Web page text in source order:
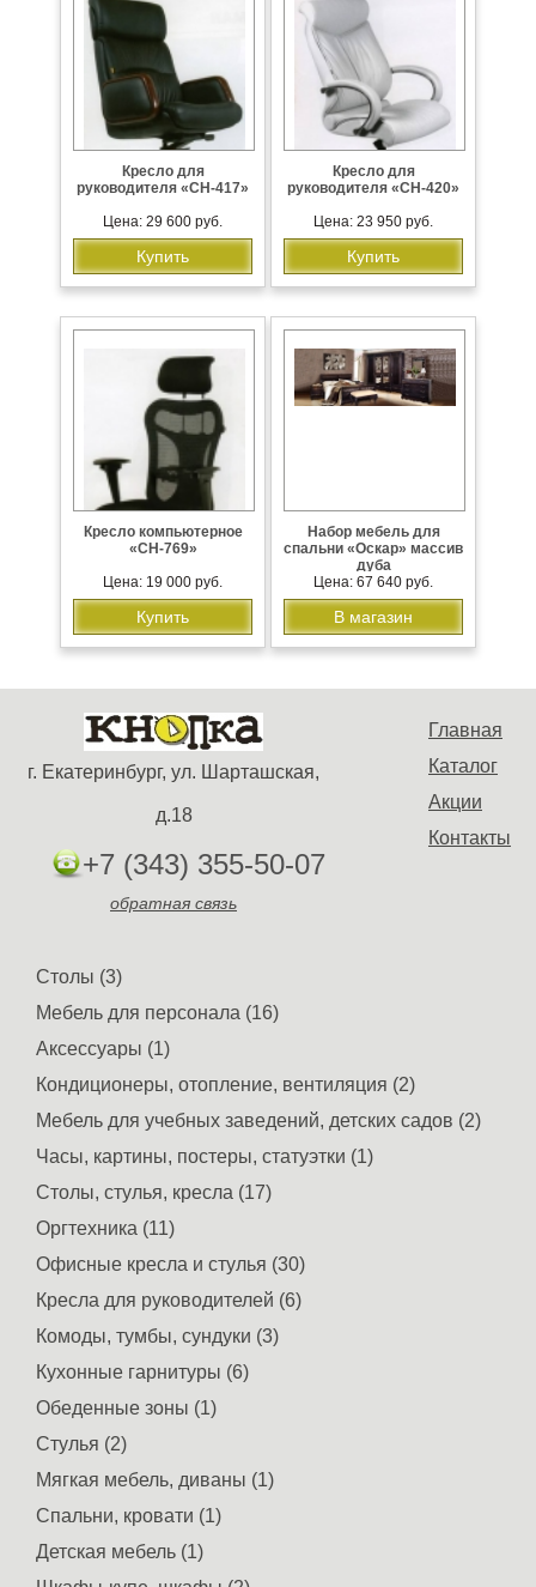
Кресло для
руководителя «CH-417»
Цена: 29 600 руб.
Купить
Кресло для
руководителя «CH-420»
Цена: 23 950 руб.
Купить
Кресло компьютерное
«CH-769»
Цена: 19 000 руб.
Купить
Набор мебель для
спальни «Оскар» массив
дуба
Цена: 67 640 руб.
В магазин
Главная
Каталог
Акции
Контакты
г. Екатеринбург, ул. Шарташская,
д.18
+7 (343) 355-50-07
обратная связь
Столы (3)
Мебель для персонала (16)
Аксессуары (1)
Кондиционеры, отопление, вентиляция (2)
Мебель для учебных заведений, детских садов (2)
Часы, картины, постеры, статуэтки (1)
Столы, стулья, кресла (17)
Оргтехника (11)
Офисные кресла и стулья (30)
Кресла для руководителей (6)
Комоды, тумбы, сундуки (3)
Кухонные гарнитуры (6)
Обеденные зоны (1)
Стулья (2)
Мягкая мебель, диваны (1)
Спальни, кровати (1)
Детская мебель (1)